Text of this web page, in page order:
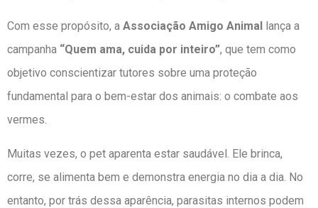
Com esse propósito, a Associação Amigo Animal
lança a
campanha “Quem ama, cuida por inteiro”, que tem como
objetivo conscientizar tutores sobre uma proteção
fundamental para o bem-estar dos animais: o combate aos
vermes.
Muitas vezes, o pet aparenta estar saudável. Ele brinca,
corre, se alimenta bem e demonstra energia no dia a dia. No
entanto, por trás dessa aparência, parasitas internos podem